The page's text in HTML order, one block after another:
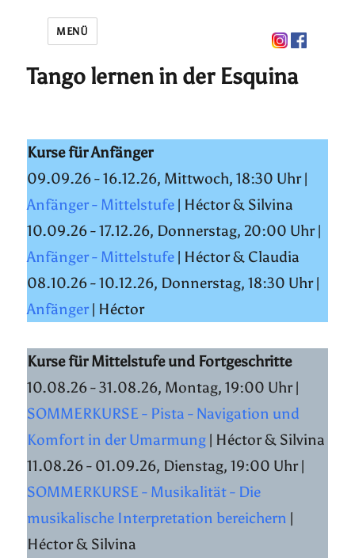
MENÜ
Tango lernen in der Esquina
Kurse für Anfänger
09.09.26 - 16.12.26, Mittwoch, 18:30 Uhr |
Anfänger - Mittelstufe | Héctor & Silvina
10.09.26 - 17.12.26, Donnerstag, 20:00 Uhr |
Anfänger - Mittelstufe | Héctor & Claudia
08.10.26 - 10.12.26, Donnerstag, 18:30 Uhr |
Anfänger| Héctor
Kurse für Mittelstufe und Fortgeschritte
10.08.26 - 31.08.26, Montag, 19:00 Uhr |
SOMMERKURSE - Pista - Navigation und
Komfort in der Umarmung | Héctor & Silvina
11.08.26 - 01.09.26, Dienstag, 19:00 Uhr |
SOMMERKURSE - Musikalität - Die
musikalische Interpretation bereichern |
Héctor & Silvina